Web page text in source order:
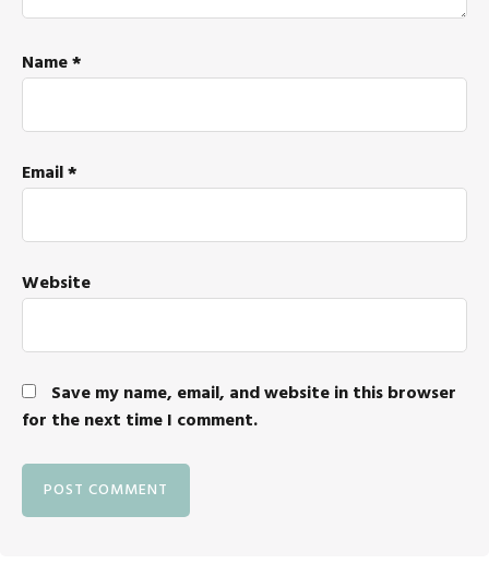
Name*
Email*
Website
Save my name, email, and website in this browser
for the next time I comment.